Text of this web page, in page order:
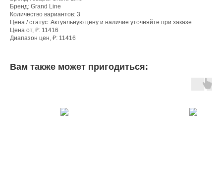
Бренд: Grand Line
Количество вариантов: 3
Цена / статус: Актуальную цену и наличие уточняйте при заказе
Цена от, ₽: 11416
Диапазон цен, ₽: 11416
Вам также может пригодиться: